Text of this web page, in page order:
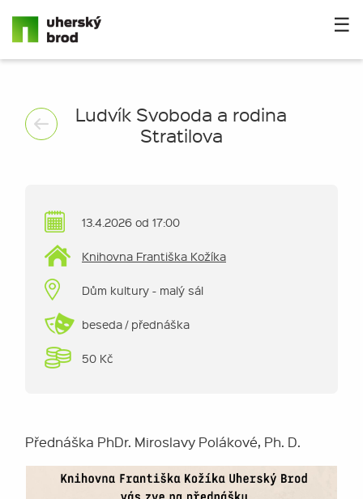
☰
Ludvík Svoboda a rodina
Stratilova
13.4.2026 od 17:00
Knihovna Františka Kožíka
Dům kultury - malý sál
beseda / přednáška
50 Kč
Přednáška PhDr. Miroslavy Polákové, Ph. D.